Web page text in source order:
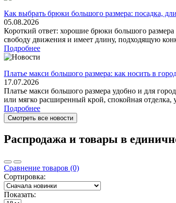
Как выбрать брюки большого размера: посадка,
05.08.2026
Короткий ответ: хорошие брюки большого размера
свободу движения и имеет длину, подходящую
Подробнее
Платье макси большого размера: как носить в
17.07.2026
Платье макси большого размера удобно и для
или мягко расширенный крой, спокойная отделка,
Подробнее
Смотреть все новости
Распродажа и товары в
Сравнение товаров (0)
Сортировка:
Показать: